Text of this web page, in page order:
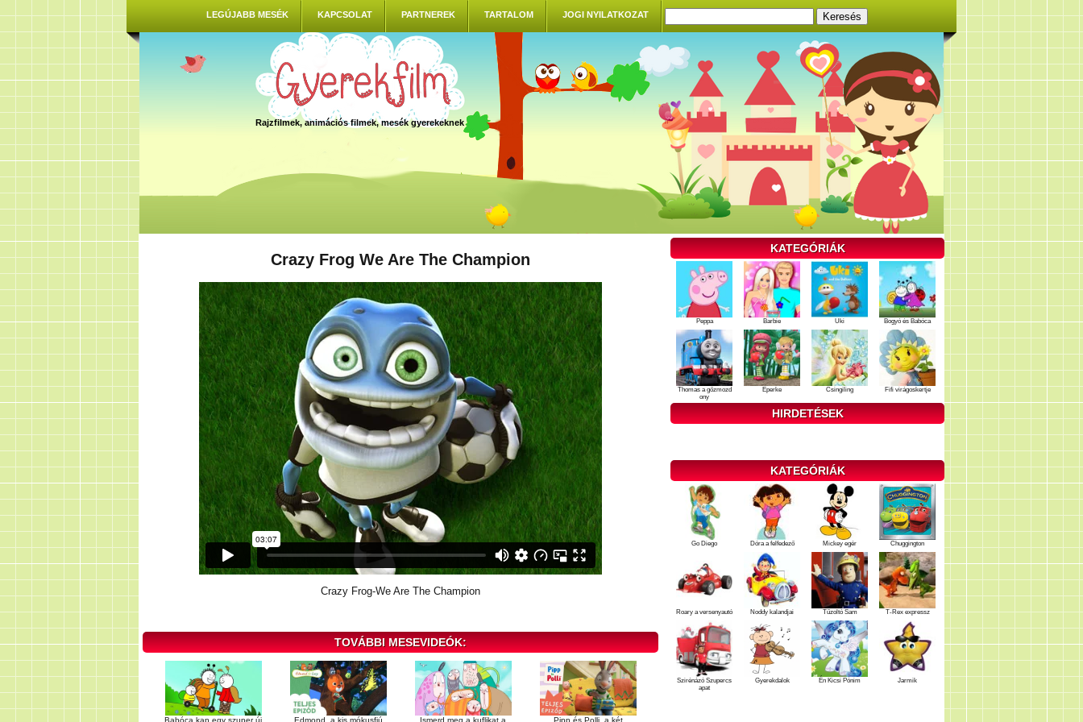
LEGÚJABB MESÉK KAPCSOLAT PARTNEREK TARTALOM JOGI NYILATKOZAT
Rajzfilmek, animációs filmek, mesék gyerekeknek
Crazy Frog We Are The Champion
Crazy Frog-We Are The Champion
TOVÁBBI MESEVIDEÓK:
Babóca kap egy szuper új Edmond, a kis mókusfiú Ismerd meg a kuflikat a Pipp és Polli, a két
KATEGÓRIÁK
Peppa Barbie Uki Bogyó és Babóca
Thomas a gőzmozd
ony
Eperke Csingiling Fifi virágoskertje
HIRDETÉSEK
KATEGÓRIÁK
Go Diego Dóra a felfedező Mickey egér Chuggington
Roary a versenyautó Noddy kalandjai Tűzoltó Sam T-Rex expressz
Szirénázó Szupercs
apat
Gyerekdalok Én Kicsi Pónim Jarmik